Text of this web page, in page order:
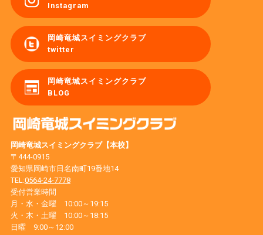
Instagram
岡崎竜城スイミングクラブ
twitter
岡崎竜城スイミングクラブ
BLOG
岡崎竜城スイミングクラブ【本校】
〒444-0915
愛知県岡崎市日名南町19番地14
TEL:0564-24-7778
受付営業時間
月・水・金曜 10:00～19:15
火・木・土曜 10:00～18:15
日曜 9:00～12:00